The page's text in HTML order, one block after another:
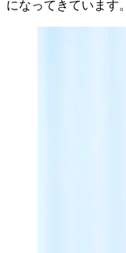
になってきています。